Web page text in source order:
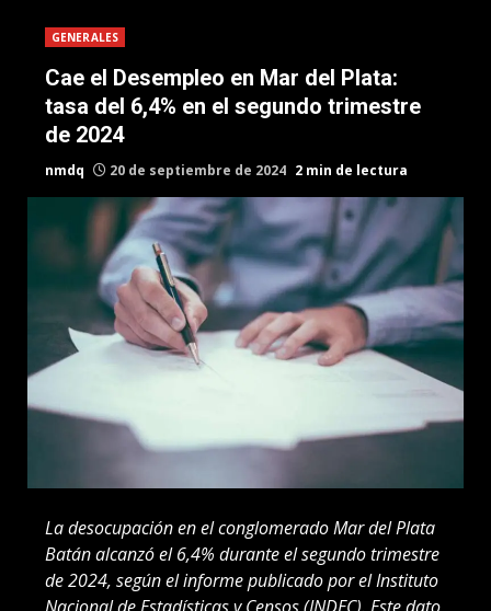
GENERALES
Cae el Desempleo en Mar del Plata:
tasa del 6,4% en el segundo trimestre
de 2024
nmdq 20 de septiembre de 2024 2 min de lectura
La desocupación en el conglomerado Mar del Plata
Batán alcanzó el 6,4% durante el segundo trimestre
de 2024, según el informe publicado por el Instituto